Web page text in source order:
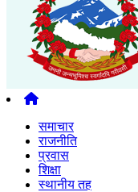
समाचार
राजनीति
प्रवास
शिक्षा
स्थानीय तह